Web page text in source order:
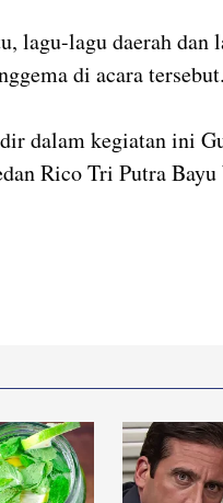
lagu-lagu daerah dan
di acara tersebut.
dalam kegiatan ini
Rico Tri Putra